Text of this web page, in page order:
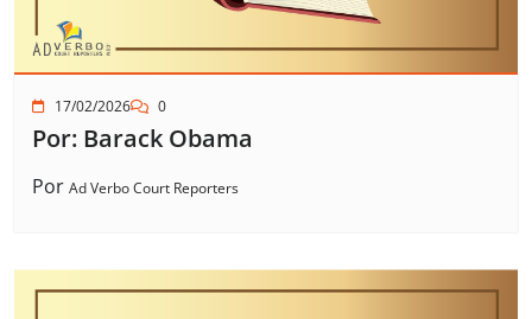
17/02/2026 0
Por: Barack Obama
Por Ad Verbo Court Reporters